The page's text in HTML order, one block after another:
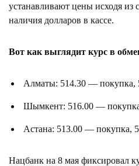
устанавливают цены исходя из
наличия долларов в кассе.
Вот как выглядит курс в
Алматы: 514.30 — покупка,
Шымкент: 516.00 —
Астана: 513.00 — покупка,
Нацбанк на 8 мая фиксировал